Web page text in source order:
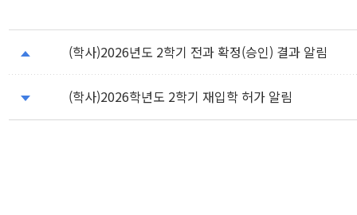
(학사)2026년도 2학기 전과 확정(승인) 결과 알림
(학사)2026학년도 2학기 재입학 허가 알림